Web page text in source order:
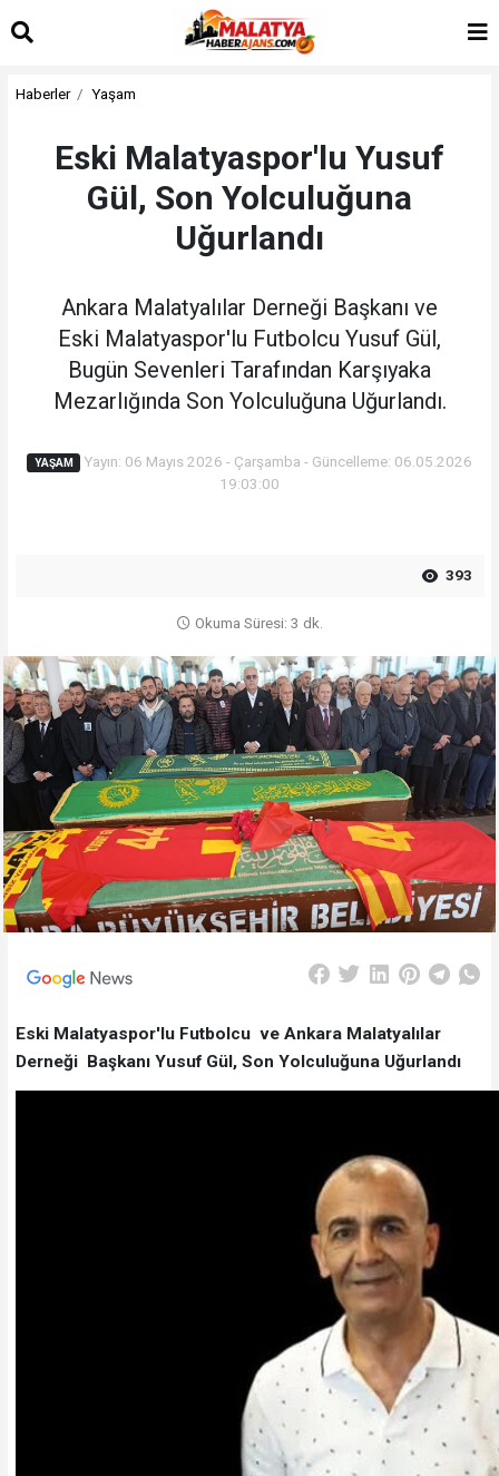
Haberler Yaşam
Eski Malatyaspor'lu Yusuf
Gül, Son Yolculuğuna
Uğurlandı
Ankara Malatyalılar Derneği Başkanı ve
Eski Malatyaspor'lu Futbolcu Yusuf Gül,
Bugün Sevenleri Tarafından Karşıyaka
Mezarlığında Son Yolculuğuna Uğurlandı.
YAŞAM
Yayın: 06 Mayıs 2026 - Çarşamba - Güncelleme: 06.05.2026
19:03:00
393
Okuma Süresi: 3 dk.
Eski Malatyaspor'lu Futbolcu ve Ankara Malatyalılar
Derneği Başkanı Yusuf Gül, Son Yolculuğuna Uğurlandı